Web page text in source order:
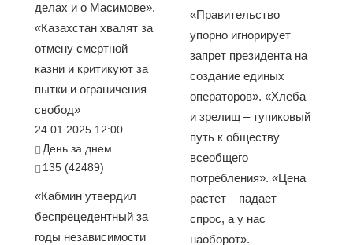
делах и о Масимове».
«Казахстан хвалят за
отмену смертной
казни и критикуют за
пытки и ограничения
свобод»
24.01.2025 12:00
День за днем
135 (42489)
«Кабмин утвердил
беспрецедентный за
годы независимости
«Правительство
упорно игнорирует
запрет президента на
создание единых
операторов». «Хлеба
и зрелищ – тупиковый
путь к обществу
всеобщего
потребления». «Цена
растет – падает
спрос, а у нас
наоборот».